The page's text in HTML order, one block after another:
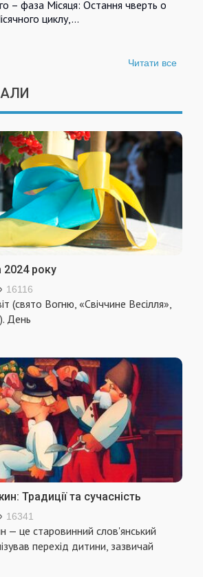
– фаза Місяця: Остання чверть о
циклу,…
Читати все
2024 року
16116
(свято Вогню, «Свіччине Весілля»,
День
Традиції та сучасність
16341
— це старовинний слов'янський
перехід дитини, зазвичай